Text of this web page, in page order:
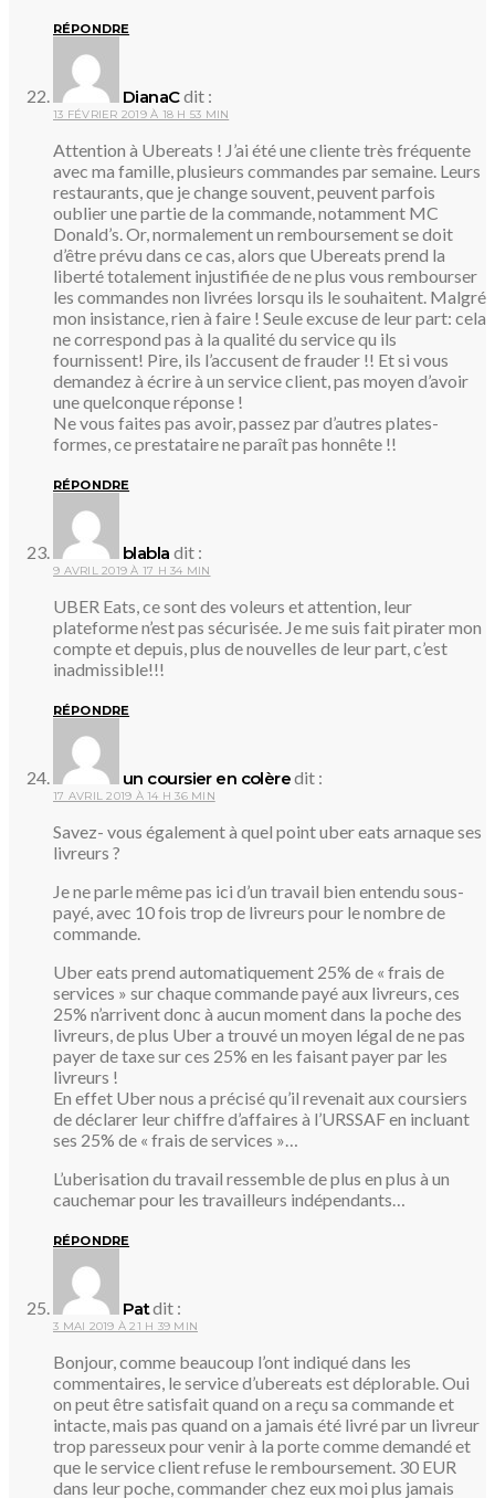
RÉPONDRE
DianaCdit :
13 FÉVRIER 2019 À 18 H 53 MIN
Attention à Ubereats ! J’ai été une cliente très fréquente
avec ma famille, plusieurs commandes par semaine. Leurs
restaurants, que je change souvent, peuvent parfois
oublier une partie de la commande, notamment MC
Donald’s. Or, normalement un remboursement se doit
d’être prévu dans ce cas, alors que Ubereats prend la
liberté totalement injustifiée de ne plus vous rembourser
les commandes non livrées lorsqu ils le souhaitent. Malgré
mon insistance, rien à faire ! Seule excuse de leur part: cela
ne correspond pas à la qualité du service qu ils
fournissent! Pire, ils l’accusent de frauder !! Et si vous
demandez à écrire à un service client, pas moyen d’avoir
une quelconque réponse !
Ne vous faites pas avoir, passez par d’autres plates-
formes, ce prestataire ne paraît pas honnête !!
RÉPONDRE
blabla dit :
9 AVRIL 2019 À 17 H 34 MIN
UBER Eats, ce sont des voleurs et attention, leur
plateforme n’est pas sécurisée. Je me suis fait pirater mon
compte et depuis, plus de nouvelles de leur part, c’est
inadmissible!!!
RÉPONDRE
un coursier en colèredit :
17 AVRIL 2019 À 14 H 36 MIN
Savez- vous également à quel point uber eats arnaque ses
livreurs ?
Je ne parle même pas ici d’un travail bien entendu sous-
payé, avec 10 fois trop de livreurs pour le nombre de
commande.
Uber eats prend automatiquement 25% de « frais de
services » sur chaque commande payé aux livreurs, ces
25% n’arrivent donc à aucun moment dans la poche des
livreurs, de plus Uber a trouvé un moyen légal de ne pas
payer de taxe sur ces 25% en les faisant payer par les
livreurs !
En effet Uber nous a précisé qu’il revenait aux coursiers
de déclarer leur chiffre d’affaires à l’URSSAF en incluant
ses 25% de « frais de services »…
L’uberisation du travail ressemble de plus en plus à un
cauchemar pour les travailleurs indépendants…
RÉPONDRE
Patdit :
3 MAI 2019 À 21 H 39 MIN
Bonjour, comme beaucoup l’ont indiqué dans les
commentaires, le service d’ubereats est déplorable. Oui
on peut être satisfait quand on a reçu sa commande et
intacte, mais pas quand on a jamais été livré par un livreur
trop paresseux pour venir à la porte comme demandé et
que le service client refuse le remboursement. 30 EUR
dans leur poche, commander chez eux moi plus jamais